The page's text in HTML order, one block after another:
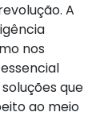
A
nos
que
ao meio